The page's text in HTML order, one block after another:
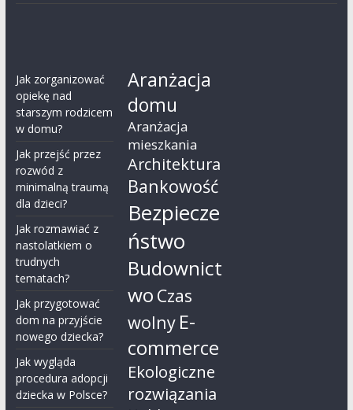
Jak zorganizować
opiekę nad
starszym rodzicem
w domu?
Jak przejść przez
rozwód z
minimalną traumą
dla dzieci?
Jak rozmawiać z
nastolatkiem o
trudnych
tematach?
Jak przygotować
dom na przyjście
nowego dziecka?
Jak wygląda
procedura adopcji
dziecka w Polsce?
Aranżacja
domu
Aranżacja
mieszkania
Architektura
Bankowość
Bezpiecze
ństwo
Budownict
wo Czas
wolny E-
commerce
Ekologiczne
rozwiązania